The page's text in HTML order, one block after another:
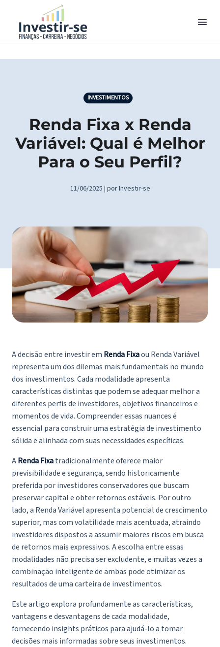
INVESTIMENTOS
Renda Fixa x Renda
Variável: Qual é Melhor
Para o Seu Perfil?
11/06/2025 | por Investir-se
A decisão entre investir em Renda Fixaou Renda Variável
representa um dos dilemas mais fundamentais no mundo
dos investimentos. Cada modalidade apresenta
características distintas que podem se adequar melhor a
diferentes perfis de investidores, objetivos financeiros e
momentos de vida. Compreender essas nuances é
essencial para construir uma estratégia de investimento
sólida e alinhada com suas necessidades específicas.
ARenda Fixatradicionalmente oferece maior
previsibilidade e segurança, sendo historicamente
preferida por investidores conservadores que buscam
preservar capital e obter retornos estáveis. Por outro
lado, a Renda Variável apresenta potencial de crescimento
superior, mas com volatilidade mais acentuada, atraindo
investidores dispostos a assumir maiores riscos em busca
de retornos mais expressivos. A escolha entre essas
modalidades não precisa ser excludente, e muitas vezes a
combinação inteligente de ambas pode otimizar os
resultados de uma carteira de investimentos.
Este artigo explora profundamente as características,
vantagens e desvantagens de cada modalidade,
fornecendo insights práticos para ajudá-lo a tomar
decisões mais informadas sobre seus investimentos.